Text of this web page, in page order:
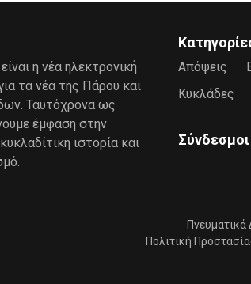
η νέα ηλεκτρονική
τα νέα της Πάρου και
Ταυτόχρονα ως
έμφαση στην
ιστορία και
Απόψεις
Κυκλάδες
Σύνδεσμοι
Πολιτική